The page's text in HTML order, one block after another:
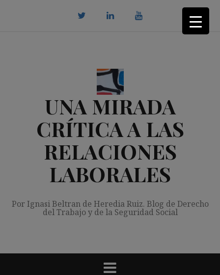
UNA MIRADA
CRÍTICA A LAS
RELACIONES
LABORALES
Por Ignasi Beltran de Heredia Ruiz. Blog de Derecho
del Trabajo y de la Seguridad Social